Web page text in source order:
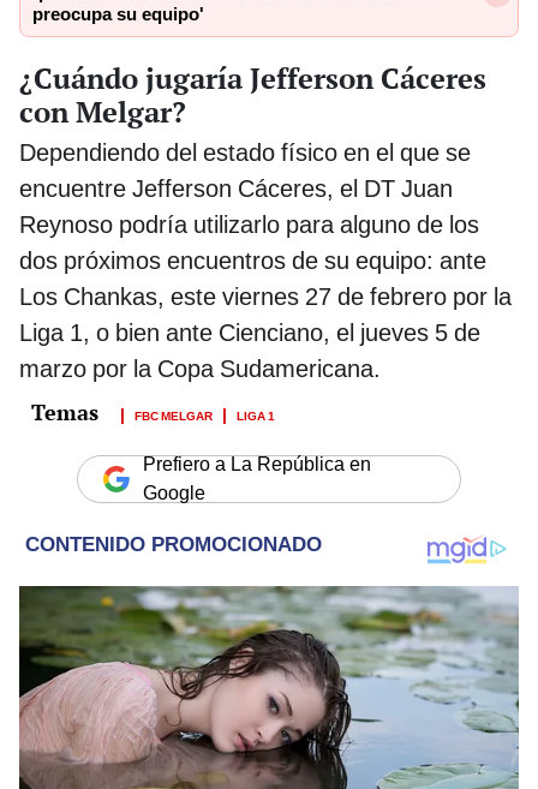
preocupa su equipo'
¿Cuándo jugaría Jefferson Cáceres
con Melgar?
Dependiendo del estado físico en el que se
encuentre Jefferson Cáceres, el DT Juan
Reynoso podría utilizarlo para alguno de los
dos próximos encuentros de su equipo: ante
Los Chankas, este viernes 27 de febrero por la
Liga 1, o bien ante Cienciano, el jueves 5 de
marzo por la Copa Sudamericana.
FBC MELGAR LIGA 1
Prefiero a La República en
Google